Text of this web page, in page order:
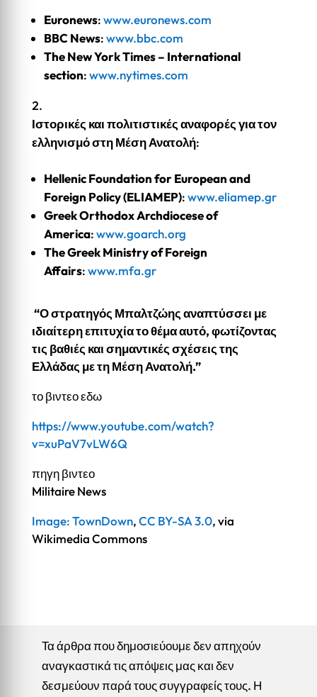
Euronews:www.euronews.com
BBC News:www.bbc.com
The New York Times – International
section:www.nytimes.com
Ιστορικές και πολιτιστικές αναφορές για τον
ελληνισμό στη Μέση Ανατολή:
Hellenic Foundation for European and
Foreign Policy (ELIAMEP):www.eliamep.gr
Greek Orthodox Archdiocese of
America:www.goarch.org
The Greek Ministry of Foreign
Affairs:www.mfa.gr
“Ο στρατηγός Μπαλτζώης αναπτύσσει με
ιδιαίτερη επιτυχία το θέμα αυτό, φωτίζοντας
τις βαθιές και σημαντικές σχέσεις της
Ελλάδας με τη Μέση Ανατολή.”
το βιντεο εδω
https://www.youtube.com/watch?
v=xuPaV7vLW6Q
πηγη βιντεο
Militaire News
Image: TownDown,CC BY-SA 3.0, via
Wikimedia Commons
Τα άρθρα που δημοσιεύουμε δεν απηχούν
αναγκαστικά τις απόψεις μας και δεν
δεσμεύουν παρά τους συγγραφείς τους. Η